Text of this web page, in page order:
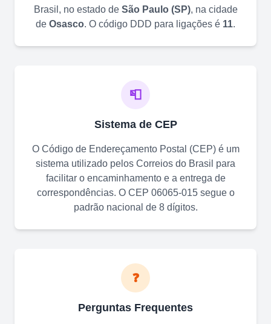
Brasil, no estado de São Paulo(SP), na cidade
de Osasco. O código DDD para ligações é 11.
📮
Sistema de CEP
O Código de Endereçamento Postal (CEP) é um
sistema utilizado pelos Correios do Brasil para
facilitar o encaminhamento e a entrega de
correspondências. O CEP 06065-015segue o
padrão nacional de 8 dígitos.
❓
Perguntas Frequentes